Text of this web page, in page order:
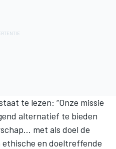
te lezen: “Onze missie
alternatief te bieden
met als doel de
ethische en doeltreffende